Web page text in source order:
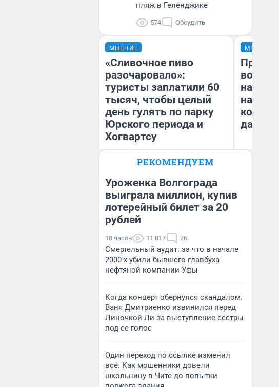
пляж в Геленджике
574 Обсудить
МНЕНИЕ
«Сливочное пиво
разочаровало»:
туристы заплатили 60
тысяч, чтобы целый
день гулять по парку
Юрского периода и
Хогвартсу
МНЕНИЕ
нам
даже
РЕКОМЕНДУЕМ
Уроженка Волгограда
выиграла миллион, купив
лотерейный билет за 20
рублей
18 часов 11 017 26
Смертельный аудит: за что в начале
2000-х убили бывшего главбуха
нефтяной компании Уфы
Когда концерт обернулся скандалом.
Ваня Дмитриенко извинился перед
Линочкой Ли за выступление сестры
под ее голос
Один переход по ссылке изменил
всё. Как мошенники довели
школьницу в Чите до попытки